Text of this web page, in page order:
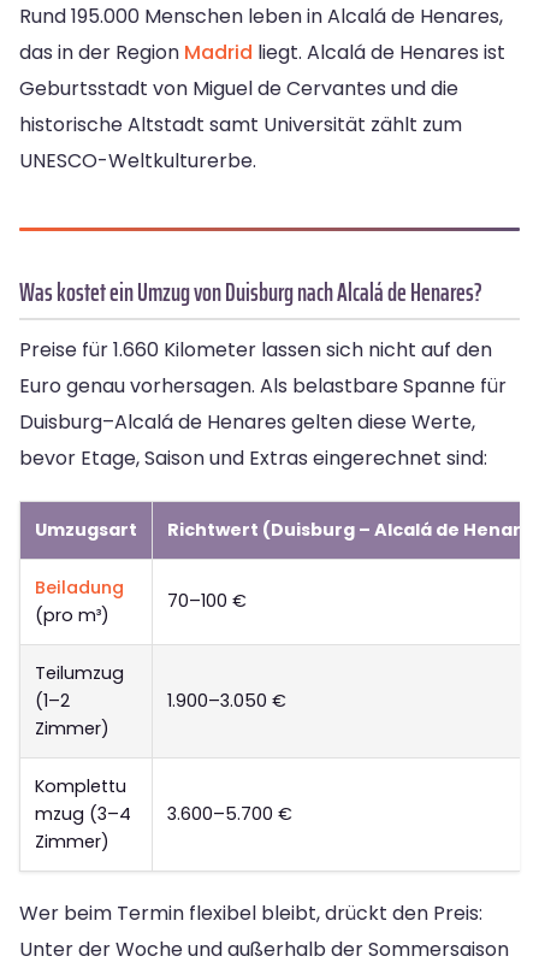
Rund 195.000 Menschen leben in Alcalá de Henares,
das in der Region Madrid liegt. Alcalá de Henares ist
Geburtsstadt von Miguel de Cervantes und die
historische Altstadt samt Universität zählt zum
UNESCO-Weltkulturerbe.
Was kostet ein Umzug von Duisburg nach Alcalá de Henares?
Preise für 1.660 Kilometer lassen sich nicht auf den
Euro genau vorhersagen. Als belastbare Spanne für
Duisburg–Alcalá de Henares gelten diese Werte,
bevor Etage, Saison und Extras eingerechnet sind:
Umzugsart Richtwert (Duisburg – Alcalá de
Beiladung
(pro m³)
70–100 €
Teilumzug
(1–2
Zimmer)
1.900–3.050 €
Komplettu
mzug (3–4
Zimmer)
3.600–5.700 €
Wer beim Termin flexibel bleibt, drückt den Preis:
Unter der Woche und außerhalb der Sommersaison